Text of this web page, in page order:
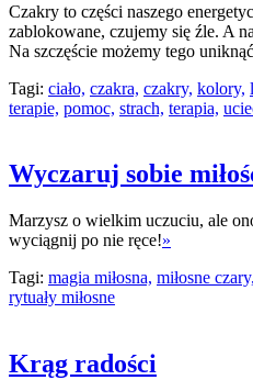
Czakry to części naszego
zablokowane, czujemy się źle. A
Na szczęście możemy tego
Tagi: ciało, czakra, czakry, kolory,
terapie, pomoc, strach, terapia,
Wyczaruj sobie
Marzysz o wielkim uczuciu, ale
wyciągnij po nie ręce!»
Tagi: magia miłosna, miłosne czary,
rytuały miłosne
Krąg radości